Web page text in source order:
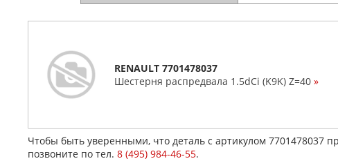
RENAULT 7701478037
Шестерня распредвала 1.5dCi (K9K) Z=40 »
Чтобы быть уверенными, что деталь с артикулом 7701478037
позвоните по тел. 8 (495) 984-46-55.